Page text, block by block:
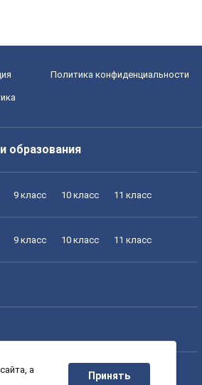
Политика конфиденциальности
образования
9 класс 10 класс 11 класс
9 класс 10 класс 11 класс
9 класс 10 класс 11 класс
а
Принять